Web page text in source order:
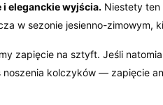
i eleganckie wyjścia. Niestety
w sezonie jesienno-zimowym,
zapięcie na sztyft. Jeśli
kolczyków — zapięcie